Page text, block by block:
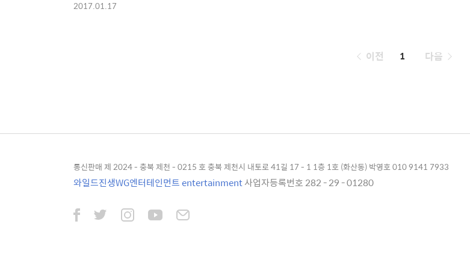
2017.01.17
페
이전 1 다음
통신판매 제 2024 - 충북 제천 - 0215 호 충북 제천시 내토로 41길 17 - 1 1층 1호 (화산동) 박영호 010 9141 7933
와일드진생WG엔터테인먼트 entertainment사업자등록번호 282 - 29 - 01280